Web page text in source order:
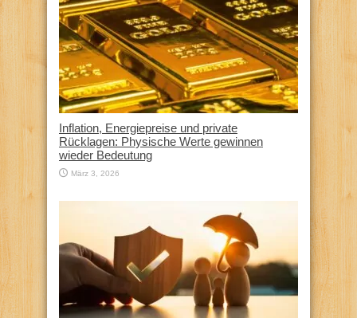
Inflation, Energiepreise und private
Rücklagen: Physische Werte gewinnen
wieder Bedeutung
März 3, 2026